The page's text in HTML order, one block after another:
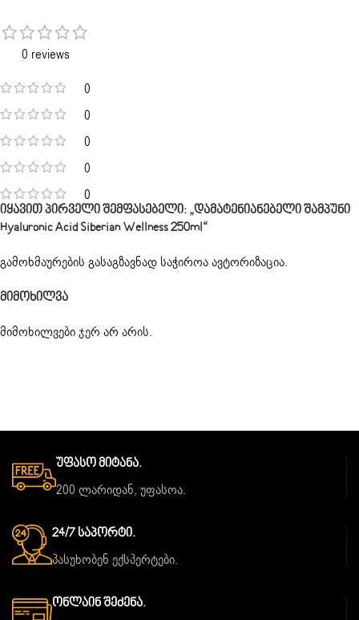
0 reviews
0
0
0
0
0
Მიმოხილვა
მიმოხილვები ჯერ არ არის.
Იყავით Პირველი Შემფასებელი: „დამატენიანებელი Შამპუნი
Hyaluronic Acid Siberian Wellness 250ml“
გამოხმაურების გასაგზავნად საჭიროაავტორიზაცია.
Უფასო Მიტანა.
200 ლარიდან, უფასოა.
24/7 Საპორტი.
პასუხობენ ექსპერტები.
Ონლაინ Შეძენა.